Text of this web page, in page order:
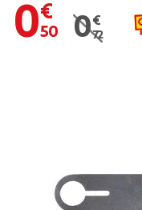
0,50 €
Prix
0,72 €